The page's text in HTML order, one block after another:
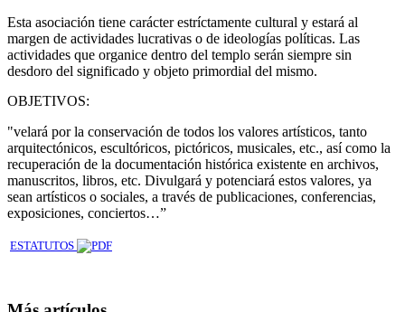
Esta asociación tiene carácter estríctamente cultural y estará al
margen de actividades lucrativas o de ideologías políticas. Las
actividades que organice dentro del templo serán siempre sin
desdoro del significado y objeto primordial del mismo.
OBJETIVOS:
"velará por la conservación de todos los valores artísticos, tanto
arquitectónicos, escultóricos, pictóricos, musicales, etc., así como la
recuperación de la documentación histórica existente en archivos,
manuscritos, libros, etc. Divulgará y potenciará estos valores, ya
sean artísticos o sociales, a través de publicaciones, conferencias,
exposiciones, conciertos…”
ESTATUTOS